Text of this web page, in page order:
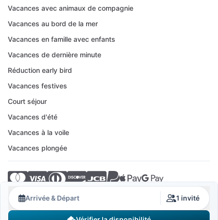
Arrivée & Départ 1 invité
Vacances avec animaux de compagnie
Vacances au bord de la mer
Vacances en famille avec enfants
Vacances de dernière minute
Réduction early bird
Vacances festives
Court séjour
Vacances d'été
Vacances à la voile
Vacances plongée
© 2026 Crovillas GmbH